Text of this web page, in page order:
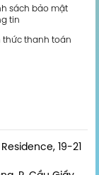
sách bảo mật
tin
thức thanh toán
Residence, 19-21